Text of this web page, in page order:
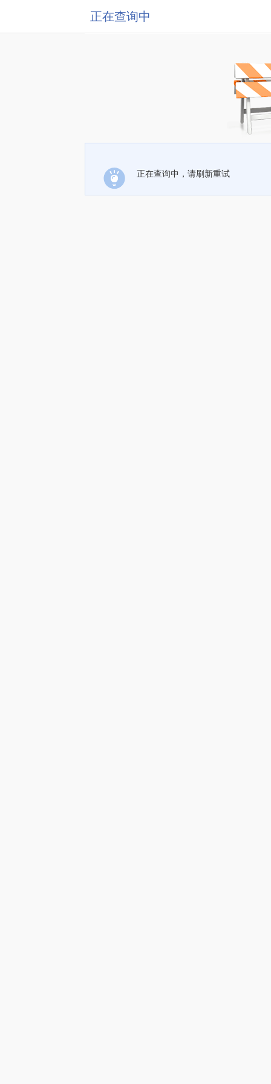
正在查询中
正在查询中，请刷新重试